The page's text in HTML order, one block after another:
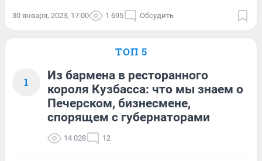
30 января, 2023, 17:00 1 695 Обсудить
ТОП 5
1
Из бармена в ресторанного
короля Кузбасса: что мы знаем о
Печерском, бизнесмене,
спорящем с губернаторами
14 028 12